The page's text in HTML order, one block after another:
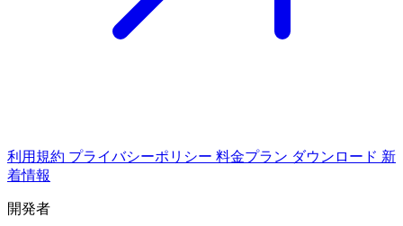
利用規約 プライバシーポリシー 料金プラン ダウンロード 新
着情報
開発者